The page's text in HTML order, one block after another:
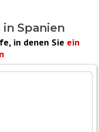
in Spanien
in denen Sie ein